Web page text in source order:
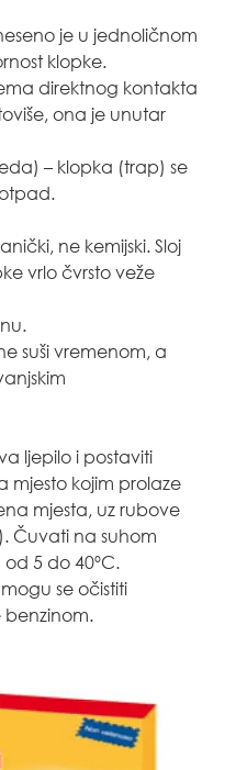
je u jednoličnom
klopke.
direktnog kontakta
ona je unutar
– klopka (trap) se
ne kemijski. Sloj
vrlo čvrsto veže
suši vremenom, a
ljepilo i postaviti
mjesto kojim prolaze
mjesta, uz rubove
Čuvati na suhom
5 do 40ºC.
se očistiti